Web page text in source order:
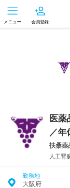
メニュー 会員登録
医
／年
扶桑薬
人工腎
勤務地
大阪府